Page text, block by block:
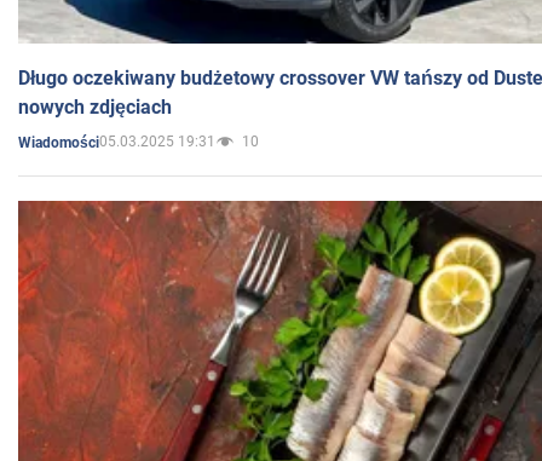
Długo oczekiwany budżetowy crossover VW tańszy od
nowych zdjęciach
Wiadomości05.03.2025 19:31 10